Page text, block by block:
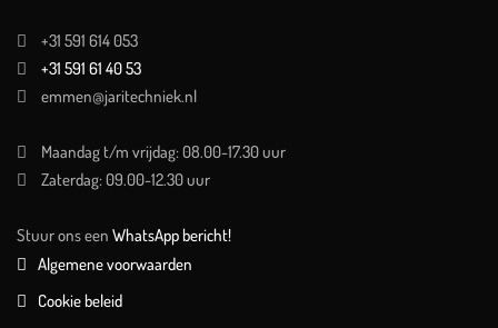
+31 591 614 053
+31 591 61 40 53
emmen@jaritechniek.nl
Maandag t/m vrijdag: 08.00-17.30 uur
Zaterdag: 09.00-12.30 uur
Stuur ons een WhatsApp bericht!
Algemene voorwaarden
Cookie beleid